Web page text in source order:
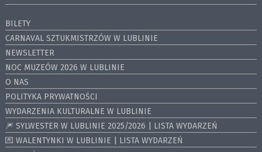
BILETY
CARNAVAL SZTUKMISTRZÓW W LUBLINIE
NEWSLETTER
NOC MUZEÓW 2026 W LUBLINIE
O NAS
POLITYKA PRYWATNOŚCI
WYDARZENIA KULTURALNE W LUBLINIE
🎆 SYLWESTER W LUBLINIE 2025/2026 | LISTA WYDARZEŃ
💌 WALENTYNKI W LUBLINIE | LISTA WYDARZEŃ